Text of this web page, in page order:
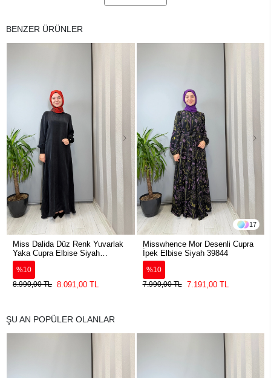
BENZER ÜRÜNLER
Miss Dalida Düz Renk Yuvarlak
Yaka Cupra Elbise Siyah
2264304
%10
8.990,00 TL 8.091,00 TL
17
Misswhence Mor Desenli Cupra
İpek Elbise Siyah 39844
%10
7.990,00 TL
7.191,00 TL
ŞU AN POPÜLER OLANLAR